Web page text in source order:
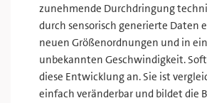
zunehmende Durchdringung
durch sensorisch generierte Daten
neuen Größenordnungen und in
unbekannten Geschwindigkeit.
diese Entwicklung an. Sie ist
einfach veränderbar und bildet die